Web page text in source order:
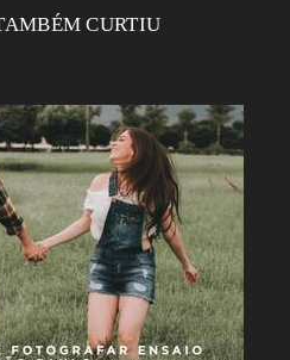
CURTIU